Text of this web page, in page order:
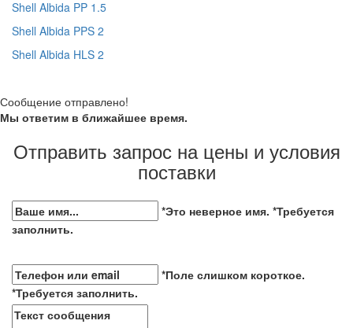
Shell Albida PP 1.5
Shell Albida PPS 2
Shell Albida HLS 2
Сообщение отправлено!
Мы ответим в ближайшее время.
Отправить запрос на цены и условия
поставки
*Это неверное имя. *Требуется
заполнить.
*Поле слишком короткое.
*Требуется заполнить.